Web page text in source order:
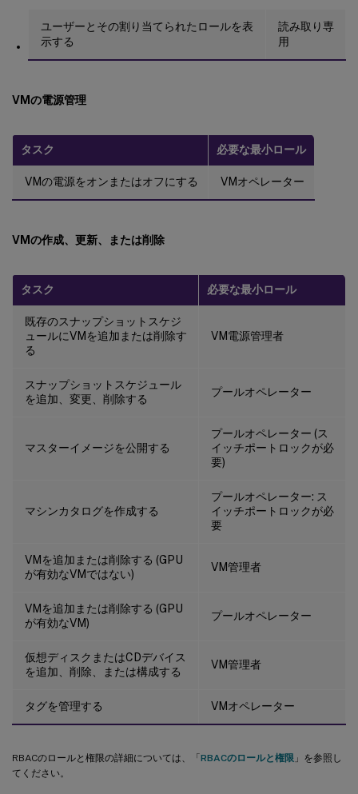
ユーザーとその割り当てられたロールを表
示する
読み取り専
用
VMの電源管理
タスク 必要な最小ロール
VMの電源をオンまたはオフにする VMオペレーター
VMの作成、更新、または削除
タスク 必要な最小ロール
既存のスナップショットスケジ
ュールにVMを追加または削除す
る
VM電源管理者
スナップショットスケジュール
を追加、変更、削除する
プールオペレーター
マスターイメージを公開する
プールオペレーター (ス
イッチポートロックが必
要)
マシンカタログを作成する
プールオペレーター: ス
イッチポートロックが必
要
VMを追加または削除する (GPU
が有効なVMではない)
VM管理者
VMを追加または削除する (GPU
が有効なVM)
プールオペレーター
仮想ディスクまたはCDデバイス
を追加、削除、または構成する
VM管理者
タグを管理する VMオペレーター
RBACのロールと権限の詳細については、「RBACのロールと権限 」を参照し
てください。